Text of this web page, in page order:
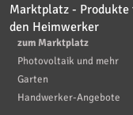
Marktplatz - Produkte
den Heimwerker
zum Marktplatz
Photovoltaik und mehr
Garten
Handwerker-Angebote